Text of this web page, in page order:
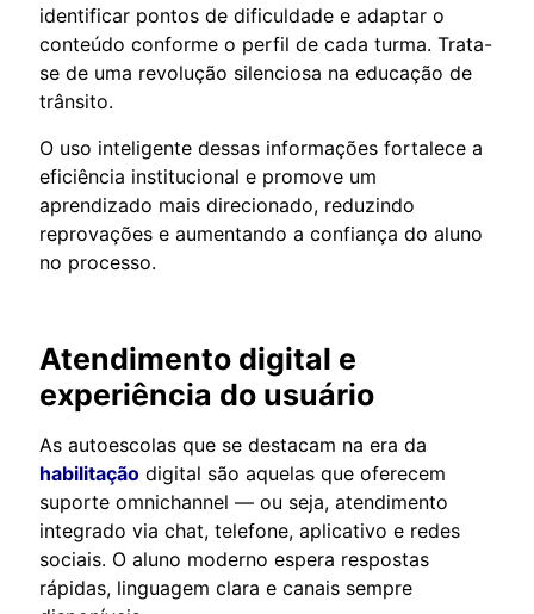
identificar pontos de dificuldade e adaptar o
conteúdo conforme o perfil de cada turma. Trata-
se de uma revolução silenciosa na educação de
trânsito.
O uso inteligente dessas informações fortalece a
eficiência institucional e promove um
aprendizado mais direcionado, reduzindo
reprovações e aumentando a confiança do aluno
no processo.
Atendimento digital e
experiência do usuário
As autoescolas que se destacam na era da
habilitação digital são aquelas que oferecem
suporte omnichannel — ou seja, atendimento
integrado via chat, telefone, aplicativo e redes
sociais. O aluno moderno espera respostas
rápidas, linguagem clara e canais sempre